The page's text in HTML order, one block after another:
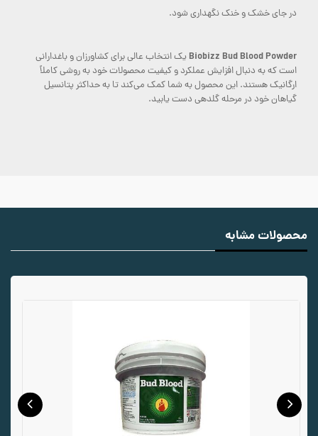
در جای خشک و خنک نگهداری شود.
Biobizz Bud Blood Powder یک انتخاب عالی برای کشاورزان و باغدارانی
است که به دنبال افزایش عملکرد و کیفیت محصولات خود به روشی کاملاً
ارگانیک هستند. این محصول به شما کمک می‌کند تا به حداکثر پتانسیل
گیاهان خود در مرحله گلدهی دست یابید.
محصولات مشابه